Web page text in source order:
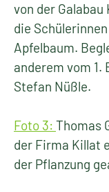
von der Galabau
die
Apfelbaum.
anderem vom
Stefan Nüßle.
Foto 3: Thomas
der Firma Killat
der Pflanzung